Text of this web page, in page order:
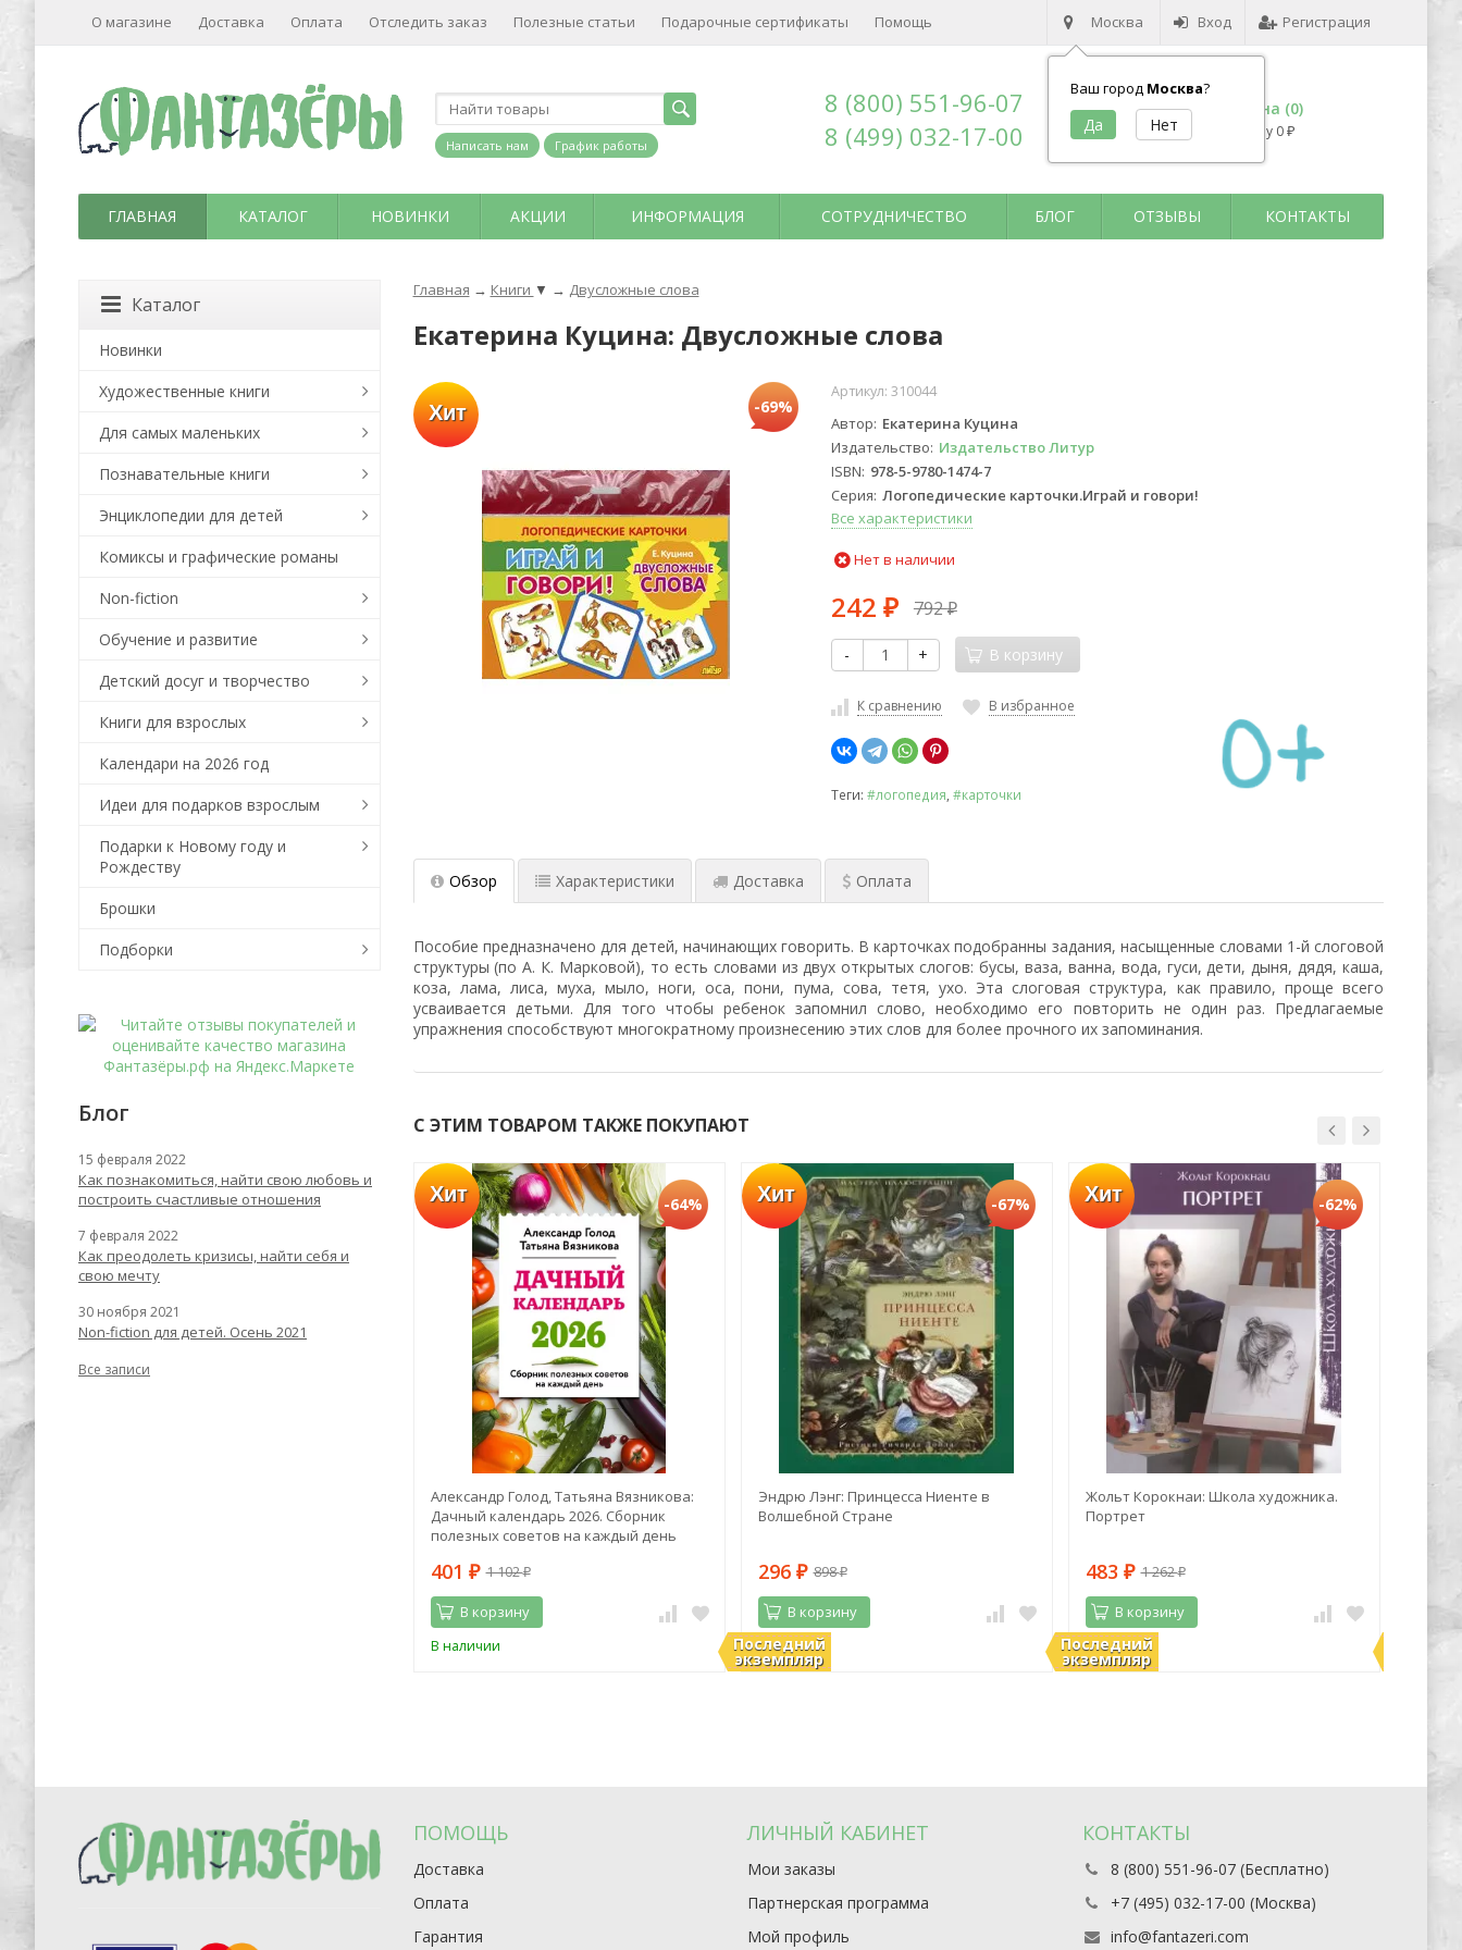
Москва
Ваш город Москва?
Вход Регистрация
О магазине Доставка Оплата Отследить заказ Полезные статьи Подарочные сертификаты Помощь
Написать нам График работы
8 (800) 551-96-07
8 (499) 032-17-00
Корзина (0)
на сумму 0 ₽
ГЛАВНАЯ КАТАЛОГ НОВИНКИ АКЦИИ ИНФОРМАЦИЯ СОТРУДНИЧЕСТВО БЛОГ ОТЗЫВЫ КОНТАКТЫ
Главная → Книги ▼ → Двусложные слова
Екатерина Куцина: Двусложные слова
Хит -69%
Артикул: 310044
Автор Екатерина Куцина
Издательство Издательство Литур
ISBN 978-5-9780-1474-7
Серия Логопедические карточки.Играй и говори!
Все характеристики
Нет в наличии
242 ₽ 792₽
- + В корзину
К сравнению В избранное
Теги: #логопедия #карточки
Обзор Характеристики Доставка Оплата
Пособие предназначено для детей, начинающих говорить. В карточках подобранны задания, насыщенные словами 1-й слоговой
структуры (по А. К. Марковой), то есть словами из двух открытых слогов: бусы, ваза, ванна, вода, гуси, дети, дыня, дядя, каша,
коза, лама, лиса, муха, мыло, ноги, оса, пони, пума, сова, тетя, ухо. Эта слоговая структура, как правило, проще всего
усваивается детьми. Для того чтобы ребенок запомнил слово, необходимо его повторить не один раз. Предлагаемые
упражнения способствуют многократному произнесению этих слов для более прочного их запоминания.
С ЭТИМ ТОВАРОМ ТАКЖЕ ПОКУПАЮТ
-55% Успей купить Хит -64%
Александр Голод, Татьяна Вязникова:
Дачный календарь 2026. Сборник
полезных советов на каждый день
401 ₽ 1 102₽
В корзину
В наличии
Хит
Последний
экземпляр
-67%
Эндрю Лэнг: Принцесса Ниенте в
Волшебной Стране
296 ₽ 898₽
В корзину
В наличии
Хит
Последний
экземпляр
-62%
Жольт Корокнаи: Школа художника.
Портрет
483 ₽ 1 262₽
В корзину
В наличии
Каталог
Новинки
Художественные книги
Для самых маленьких
Познавательные книги
Энциклопедии для детей
Комиксы и графические романы
Non-fiction
Обучение и развитие
Детский досуг и творчество
Книги для взрослых
Календари на 2026 год
Идеи для подарков взрослым
Подарки к Новому году и
Рождеству
Брошки
Подборки
Блог
15 февраля 2022
Как познакомиться, найти свою любовь и
построить счастливые отношения
7 февраля 2022
Как преодолеть кризисы, найти себя и
свою мечту
30 ноября 2021
Non-fiction для детей. Осень 2021
Все записи
ПОМОЩЬ
Доставка
Оплата
Гарантия
ЛИЧНЫЙ КАБИНЕТ
Мои заказы
Партнерская программа
Мой профиль
КОНТАКТЫ
8 (800) 551-96-07 (Бесплатно)
+7 (495) 032-17-00 (Москва)
info@fantazeri.com